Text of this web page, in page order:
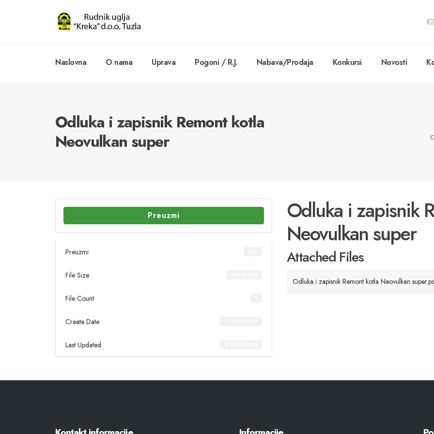
Naslovna O nama Uprava Pogoni / R.J. Nabava/Prodaja Konkursi Novosti
Odluka i zapisnik Remont kotla
Neovulkan super
Preuzmi
Preuzmi
File Size
File Count
Create Date
Last Updated
Odluka i zapisnik
Neovulkan super
Attached Files
Odluka i zapisnik Remont kotla Neovulkan